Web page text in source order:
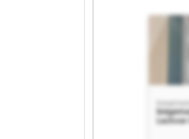
Sperr &